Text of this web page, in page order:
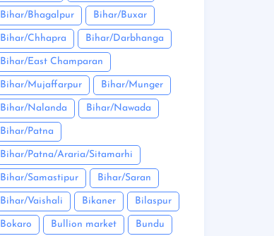
Bihar/Bhagalpur Bihar/Buxar
Bihar/Chhapra Bihar/Darbhanga
Bihar/East Champaran
Bihar/Mujaffarpur Bihar/Munger
Bihar/Nalanda Bihar/Nawada
Bihar/Patna
Bihar/Patna/Araria/Sitamarhi
Bihar/Samastipur Bihar/Saran
Bihar/Vaishali Bikaner Bilaspur
Bokaro Bullion market Bundu